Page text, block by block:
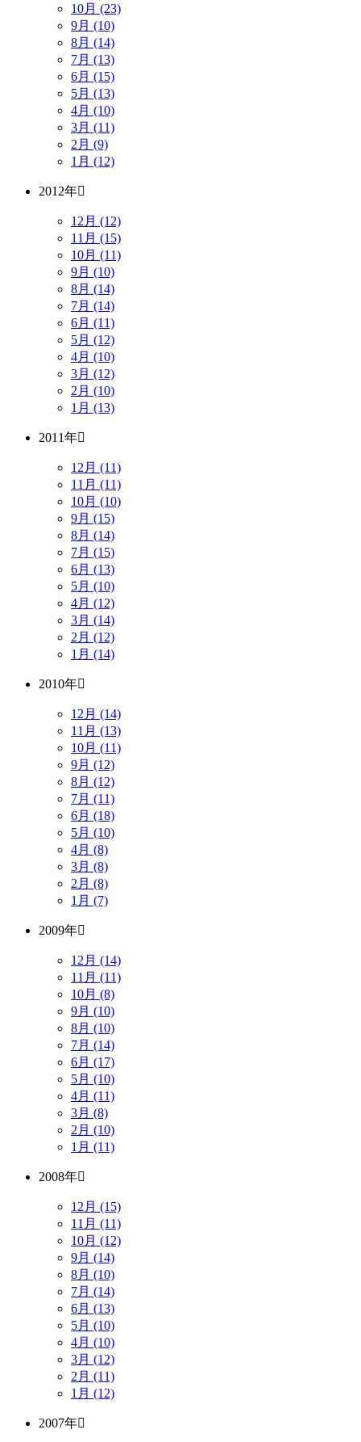
10月 (23)
9月 (10)
8月 (14)
7月 (13)
6月 (15)
5月 (13)
4月 (10)
3月 (11)
2月 (9)
1月 (12)
2012年
12月 (12)
11月 (15)
10月 (11)
9月 (10)
8月 (14)
7月 (14)
6月 (11)
5月 (12)
4月 (10)
3月 (12)
2月 (10)
1月 (13)
2011年
12月 (11)
11月 (11)
10月 (10)
9月 (15)
8月 (14)
7月 (15)
6月 (13)
5月 (10)
4月 (12)
3月 (14)
2月 (12)
1月 (14)
2010年
12月 (14)
11月 (13)
10月 (11)
9月 (12)
8月 (12)
7月 (11)
6月 (18)
5月 (10)
4月 (8)
3月 (8)
2月 (8)
1月 (7)
2009年
12月 (14)
11月 (11)
10月 (8)
9月 (10)
8月 (10)
7月 (14)
6月 (17)
5月 (10)
4月 (11)
3月 (8)
2月 (10)
1月 (11)
2008年
12月 (15)
11月 (11)
10月 (12)
9月 (14)
8月 (10)
7月 (14)
6月 (13)
5月 (10)
4月 (10)
3月 (12)
2月 (11)
1月 (12)
2007年